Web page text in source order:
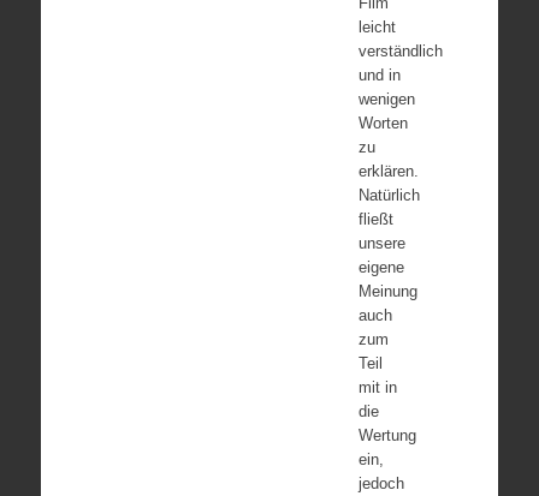
leicht
verständlich
und in
wenigen
Worten
zu
erklären.
Natürlich
fließt
unsere
eigene
Meinung
auch
zum
Teil
mit in
die
Wertung
ein,
jedoch